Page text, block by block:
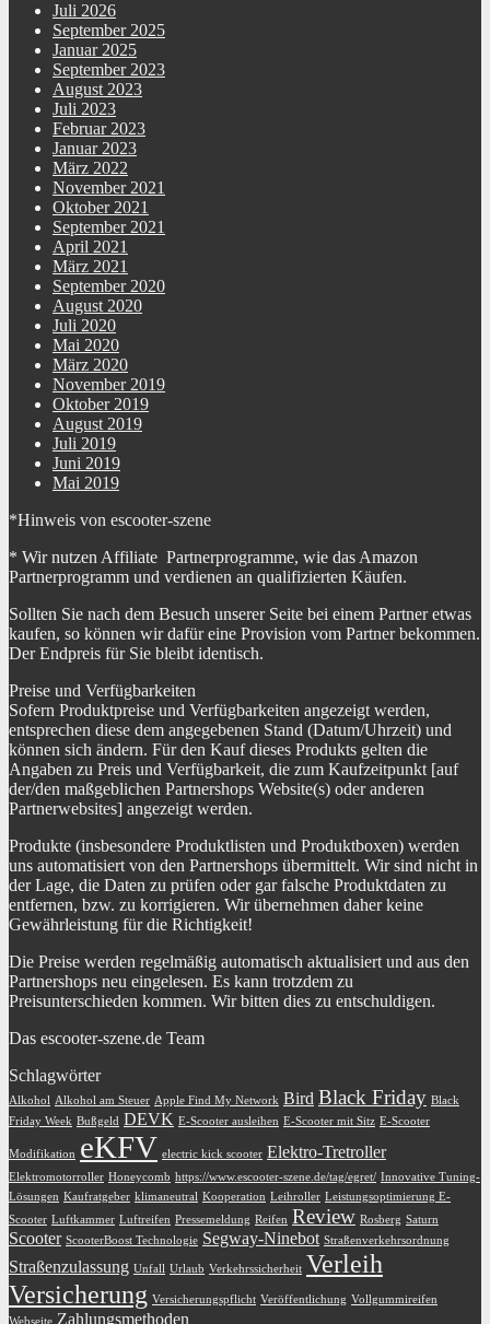
Juli 2026
September 2025
Januar 2025
September 2023
August 2023
Juli 2023
Februar 2023
Januar 2023
März 2022
November 2021
Oktober 2021
September 2021
April 2021
März 2021
September 2020
August 2020
Juli 2020
Mai 2020
März 2020
November 2019
Oktober 2019
August 2019
Juli 2019
Juni 2019
Mai 2019
*Hinweis von escooter-szene
* Wir nutzen Affiliate Partnerprogramme, wie das Amazon
Partnerprogramm und verdienen an qualifizierten Käufen.
Sollten Sie nach dem Besuch unserer Seite bei einem Partner etwas
kaufen, so können wir dafür eine Provision vom Partner bekommen.
Der Endpreis für Sie bleibt identisch.
Preise und Verfügbarkeiten
Sofern Produktpreise und Verfügbarkeiten angezeigt werden,
entsprechen diese dem angegebenen Stand (Datum/Uhrzeit) und
können sich ändern. Für den Kauf dieses Produkts gelten die
Angaben zu Preis und Verfügbarkeit, die zum Kaufzeitpunkt [auf
der/den maßgeblichen Partnershops Website(s) oder anderen
Partnerwebsites] angezeigt werden.
Produkte (insbesondere Produktlisten und Produktboxen) werden
uns automatisiert von den Partnershops übermittelt. Wir sind nicht in
der Lage, die Daten zu prüfen oder gar falsche Produktdaten zu
entfernen, bzw. zu korrigieren. Wir übernehmen daher keine
Gewährleistung für die Richtigkeit!
Die Preise werden regelmäßig automatisch aktualisiert und aus den
Partnershops neu eingelesen. Es kann trotzdem zu
Preisunterschieden kommen. Wir bitten dies zu entschuldigen.
Das escooter-szene.de Team
Schlagwörter
Alkohol Alkohol am Steuer Apple Find My Network Bird Black Friday Black
Friday Week Bußgeld DEVK E-Scooter ausleihen E-Scooter mit Sitz E-Scooter
Modifikation eKFV electric kick scooter Elektro-Tretroller
Elektromotorroller Honeycomb https://www.escooter-szene.de/tag/egret/ Innovative Tuning-
Lösungen Kaufratgeber klimaneutral Kooperation Leihroller Leistungsoptimierung E-
Scooter Luftkammer Luftreifen Pressemeldung Reifen Review Rosberg Saturn
Scooter ScooterBoost Technologie Segway-Ninebot Straßenverkehrsordnung
Straßenzulassung Unfall Urlaub Verkehrssicherheit Verleih
Versicherung Versicherungspflicht Veröffentlichung Vollgummireifen
Webseite Zahlungsmethoden